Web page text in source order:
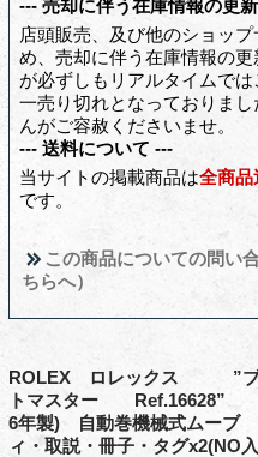
--- 売却に伴う在庫情報の更
店頭販売、及び他のショッ
め、売却に伴う在庫情報の
が必ずしもリアルタイムで
一売り切れとなっておりま
んがご容赦くださいませ。
--- 送料について ---
当サイトの掲載商品は全商品
です。
この商品についての問い
ちらへ）
ROLEX ロレックス ”ブ
トマスター
6年製) 自動巻機械式ム
ィ・取説・冊子・タグx2(NO